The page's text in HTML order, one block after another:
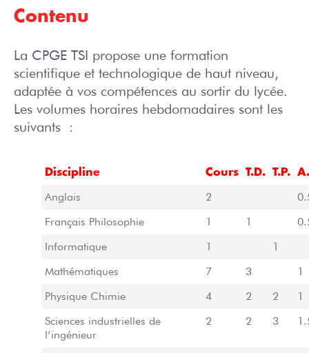
Contenu
La CPGE TSI propose une formation
scientifique et technologique de haut niveau,
adaptée à vos compétences au sortir du lycée.
Les volumes horaires hebdomadaires sont les
suivants :
Discipline Cours T.D. T.P.
Anglais 2
Français Philosophie
1 1
Informatique
1
1
Mathématiques
7 3
1
Physique Chimie
4 2 2
1
Sciences industrielles de
l’ingénieur
2 2 3